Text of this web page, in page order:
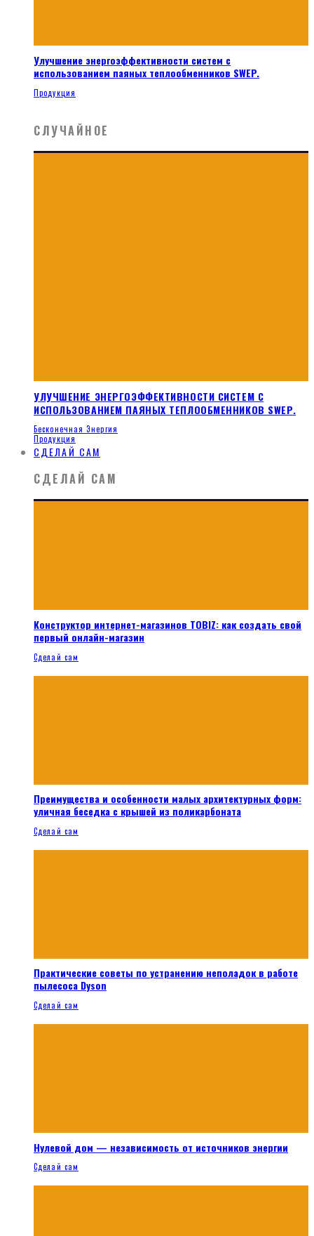
Улучшение энергоэффективности систем с
использованием паяных теплообменников SWEP.
Продукция
СЛУЧАЙНОЕ
УЛУЧШЕНИЕ ЭНЕРГОЭФФЕКТИВНОСТИ СИСТЕМ С
ИСПОЛЬЗОВАНИЕМ ПАЯНЫХ ТЕПЛООБМЕННИКОВ SWEP.
Бесконечная Энергия
Продукция
СДЕЛАЙ САМ
СДЕЛАЙ САМ
Конструктор интернет-магазинов TOBIZ: как создать свой
первый онлайн-магазин
Сделай сам
Преимущества и особенности малых архитектурных форм:
уличная беседка с крышей из поликарбоната
Сделай сам
Практические советы по устранению неполадок в работе
пылесоса Dyson
Сделай сам
Нулевой дом — независимость от источников энергии
Сделай сам